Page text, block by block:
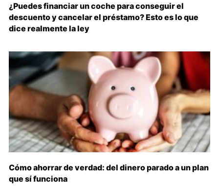
¿Puedes financiar un coche para conseguir el
descuento y cancelar el préstamo? Esto es lo que
dice realmente la ley
Cómo ahorrar de verdad: del dinero parado a un plan
que sí funciona